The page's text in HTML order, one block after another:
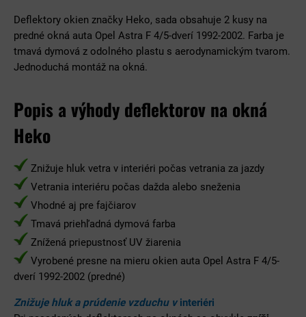
Deflektory okien značky Heko, sada obsahuje 2 kusy na
predné okná auta Opel Astra F 4/5-dverí 1992-2002. Farba je
tmavá dymová z odolného plastu s aerodynamickým tvarom.
Jednoduchá montáž na okná.
Popis a výhody deflektorov na okná
Heko
Znižuje hluk vetra v interiéri počas vetrania za jazdy
Vetrania interiéru počas dažda alebo sneženia
Vhodné aj pre fajčiarov
Tmavá priehľadná dymová farba
Znížená priepustnosť UV žiarenia
Vyrobené presne na mieru okien auta Opel Astra F 4/5-
dverí 1992-2002 (predné)
Znižuje hluk a prúdenie vzduchu vinteriéri